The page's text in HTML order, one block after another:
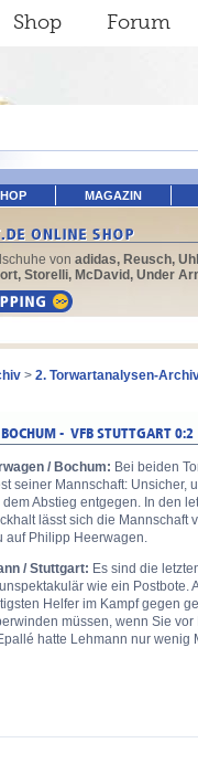
Shop Forum
MAGAZIN
von adidas, Reusch,
Storelli, McDavid, Under
> 2. Torwartanalysen-
/ Bochum: Bei beiden
seiner Mannschaft: Unsicher,
Abstieg entgegen. In den
lässt sich die Mannschaft
auf Philipp Heerwagen.
/ Stuttgart: Es sind die
wie ein Postbote.
Helfer im Kampf gegen
müssen, wenn Sie
hatte Lehmann nur